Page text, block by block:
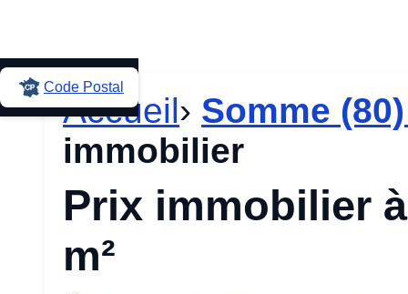
Code Postal
Accueil› Somme (80)
immobilier
Prix immobilier
m²